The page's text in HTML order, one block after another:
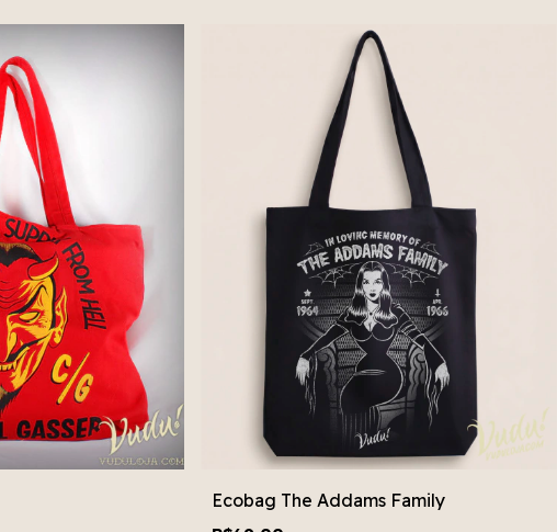
Ecobag The Addams Family